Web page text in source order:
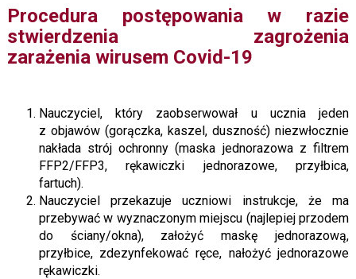
Procedura postępowania w razie
stwierdzenia zagrożenia
zarażenia wirusem Covid-19
Nauczyciel, który zaobserwował u ucznia jeden
z objawów (gorączka, kaszel, duszność) niezwłocznie
nakłada strój ochronny (maska jednorazowa z filtrem
FFP2/FFP3, rękawiczki jednorazowe, przyłbica,
fartuch).
Nauczyciel przekazuje uczniowi instrukcje, że ma
przebywać w wyznaczonym miejscu (najlepiej przodem
do ściany/okna), założyć maskę jednorazową,
przyłbice, zdezynfekować ręce, nałożyć jednorazowe
rękawiczki.